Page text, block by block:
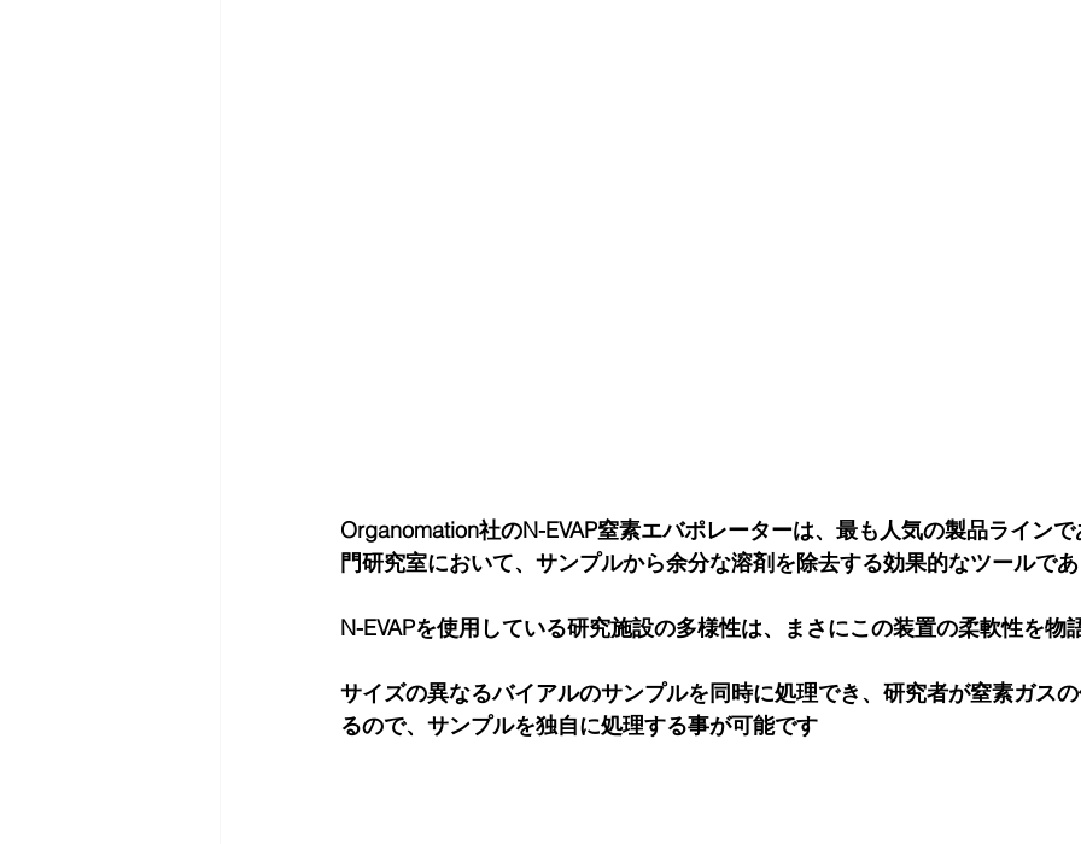
Organomation社のN-EVAP窒素エバポレーターは、最も人気の製品ライン
門研究室において、サンプルから余分な溶剤を除去する効果的なツールで
N-EVAPを使用している研究施設の多様性は、まさにこの装置の柔軟性を物
サイズの異なるバイアルのサンプルを同時に処理でき、研究者が窒素ガス
るので、サンプルを独自に処理する事が可能です